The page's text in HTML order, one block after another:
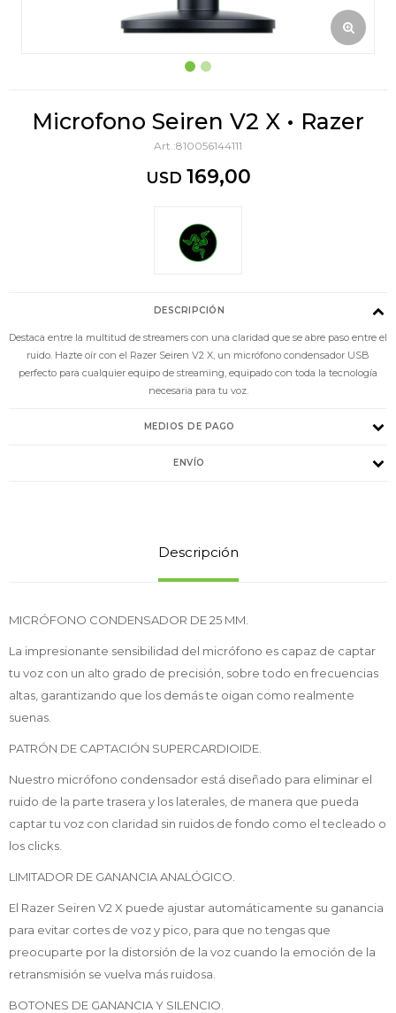
Microfono Seiren V2 X • Razer
810056144111
USD 169,00
DESCRIPCIÓN
Destaca entre la multitud de streamers con una claridad que se abre paso entre el
ruido. Hazte oír con el Razer Seiren V2 X, un micrófono condensador USB
perfecto para cualquier equipo de streaming, equipado con toda la tecnología
necesaria para tu voz.
MEDIOS DE PAGO
ENVÍO
Descripción
MICRÓFONO CONDENSADOR DE 25 MM.
La impresionante sensibilidad del micrófono es capaz de captar
tu voz con un alto grado de precisión, sobre todo en frecuencias
altas, garantizando que los demás te oigan como realmente
suenas.
PATRÓN DE CAPTACIÓN SUPERCARDIOIDE.
Nuestro micrófono condensador está diseñado para eliminar el
ruido de la parte trasera y los laterales, de manera que pueda
captar tu voz con claridad sin ruidos de fondo como el tecleado o
los clicks.
LIMITADOR DE GANANCIA ANALÓGICO.
El Razer Seiren V2 X puede ajustar automáticamente su ganancia
para evitar cortes de voz y pico, para que no tengas que
preocuparte por la distorsión de la voz cuando la emoción de la
retransmisión se vuelva más ruidosa.
BOTONES DE GANANCIA Y SILENCIO.